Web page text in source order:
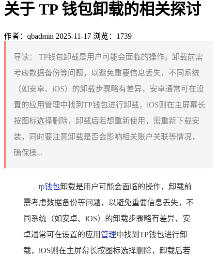
关于 TP 钱包卸载的相关探讨
作者：qbadmin 2025-11-17 浏览：1739
导读：
TP钱包卸载是用户可能会面临的操作，卸载前需
考虑数据备份等问题，以避免重要信息丢失，不同系统
（如安卓、iOS）的卸载步骤略有差异，安卓通常可在设
置的应用管理中找到TP钱包进行卸载，iOS则在主屏幕长
按图标选择删除，卸载后若想重新使用，需重新下载安
装，同时要注意卸载是否会影响相关账户关联等情况，
确保操...
tp钱包卸载是用户可能会面临的操作，卸载前
需考虑数据备份等问题，以避免重要信息丢失，不
同系统（如安卓、iOS）的卸载步骤略有差异，安
卓通常可在设置的应用 管理中找到TP钱包进行卸
载，iOS则在主屏幕长按图标选择删除，卸载后若